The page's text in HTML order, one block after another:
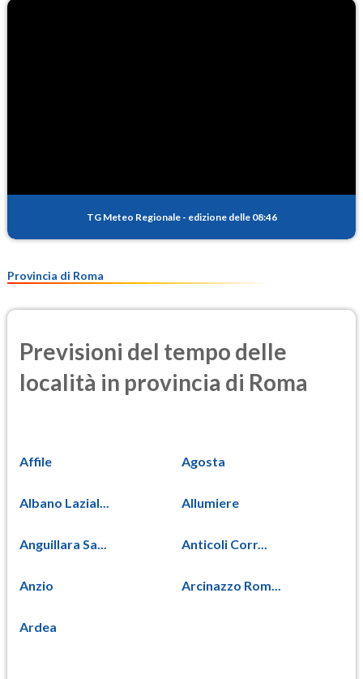
TG Meteo Regionale - edizione delle 08:46
Provincia di Roma
Previsioni del tempo delle
località in provincia di Roma
Affile Agosta
Albano Lazial... Allumiere
Anguillara Sa... Anticoli Corr...
Anzio Arcinazzo Rom...
Ardea